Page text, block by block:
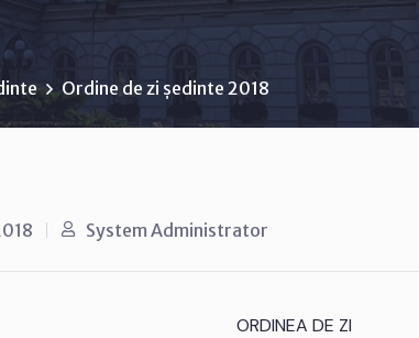
Ordine de zi ședinte 2018
System Administrator
ORDINEA DE ZI